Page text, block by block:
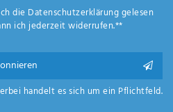
die Daten­schutz­erklärunggelesen
ich jederzeit widerrufen.**
handelt es sich um ein Pflichtfeld.